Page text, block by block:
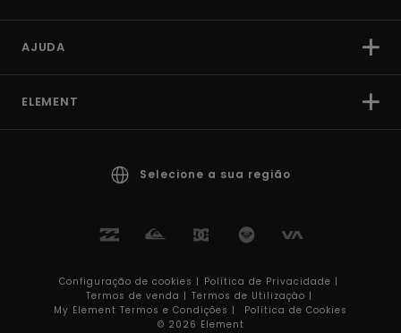
AJUDA
ELEMENT
Selecione a sua região
Configuração de cookies | Política de Privacidade |
Termos de venda | Termos de Utilizaçâo |
My Element Termos e Condições |
Política de Cookies
© 2026 Element